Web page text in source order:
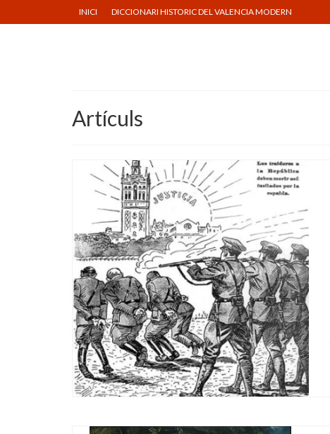
INICI DICCIONARI HISTORIC DEL VALENCIA MODERN
Artículs